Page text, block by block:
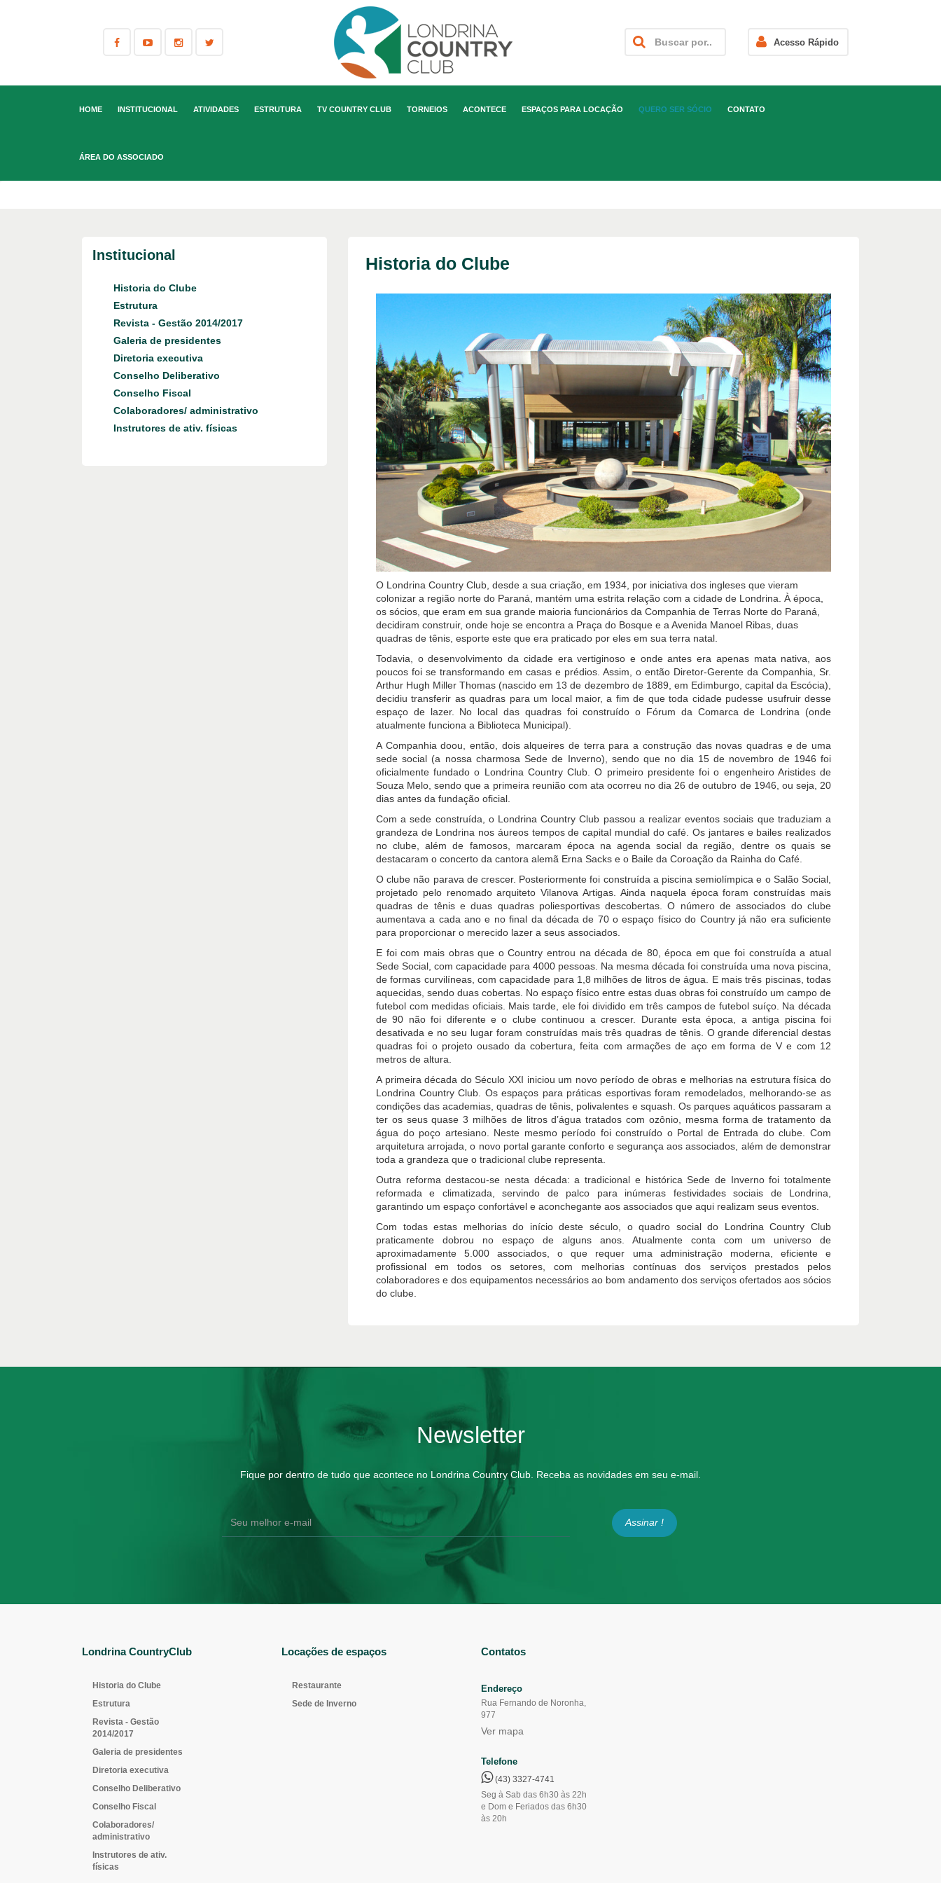
Acesso Rápido
HOME INSTITUCIONAL ATIVIDADES ESTRUTURA TV COUNTRY CLUB TORNEIOS ACONTECE ESPAÇOS PARA LOCAÇÃO QUERO SER SÓCIO CONTATO
ÁREA DO ASSOCIADO
Institucional
Historia do Clube
Estrutura
Revista - Gestão 2014/2017
Galeria de presidentes
Diretoria executiva
Conselho Deliberativo
Conselho Fiscal
Colaboradores/ administrativo
Instrutores de ativ. físicas
Historia do Clube
O Londrina Country Club, desde a sua criação, em 1934, por iniciativa dos ingleses que vieram
colonizar a região norte do Paraná, mantém uma estrita relação com a cidade de Londrina. À época,
os sócios, que eram em sua grande maioria funcionários da Companhia de Terras Norte do Paraná,
decidiram construir, onde hoje se encontra a Praça do Bosque e a Avenida Manoel Ribas, duas
quadras de tênis, esporte este que era praticado por eles em sua terra natal.
Todavia, o desenvolvimento da cidade era vertiginoso e onde antes era apenas mata nativa, aos
poucos foi se transformando em casas e prédios. Assim, o então Diretor-Gerente da Companhia, Sr.
Arthur Hugh Miller Thomas (nascido em 13 de dezembro de 1889, em Edimburgo, capital da Escócia),
decidiu transferir as quadras para um local maior, a fim de que toda cidade pudesse usufruir desse
espaço de lazer. No local das quadras foi construído o Fórum da Comarca de Londrina (onde
atualmente funciona a Biblioteca Municipal).
A Companhia doou, então, dois alqueires de terra para a construção das novas quadras e de uma
sede social (a nossa charmosa Sede de Inverno), sendo que no dia 15 de novembro de 1946 foi
oficialmente fundado o Londrina Country Club. O primeiro presidente foi o engenheiro Aristides de
Souza Melo, sendo que a primeira reunião com ata ocorreu no dia 26 de outubro de 1946, ou seja, 20
dias antes da fundação oficial.
Com a sede construída, o Londrina Country Club passou a realizar eventos sociais que traduziam a
grandeza de Londrina nos áureos tempos de capital mundial do café. Os jantares e bailes realizados
no clube, além de famosos, marcaram época na agenda social da região, dentre os quais se
destacaram o concerto da cantora alemã Erna Sacks e o Baile da Coroação da Rainha do Café.
O clube não parava de crescer. Posteriormente foi construída a piscina semiolímpica e o Salão Social,
projetado pelo renomado arquiteto Vilanova Artigas. Ainda naquela época foram construídas mais
quadras de tênis e duas quadras poliesportivas descobertas. O número de associados do clube
aumentava a cada ano e no final da década de 70 o espaço físico do Country já não era suficiente
para proporcionar o merecido lazer a seus associados.
E foi com mais obras que o Country entrou na década de 80, época em que foi construída a atual
Sede Social, com capacidade para 4000 pessoas. Na mesma década foi construída uma nova piscina,
de formas curvilíneas, com capacidade para 1,8 milhões de litros de água. E mais três piscinas, todas
aquecidas, sendo duas cobertas. No espaço físico entre estas duas obras foi construído um campo de
futebol com medidas oficiais. Mais tarde, ele foi dividido em três campos de futebol suíço. Na década
de 90 não foi diferente e o clube continuou a crescer. Durante esta época, a antiga piscina foi
desativada e no seu lugar foram construídas mais três quadras de tênis. O grande diferencial destas
quadras foi o projeto ousado da cobertura, feita com armações de aço em forma de V e com 12
metros de altura.
A primeira década do Século XXI iniciou um novo período de obras e melhorias na estrutura física do
Londrina Country Club. Os espaços para práticas esportivas foram remodelados, melhorando-se as
condições das academias, quadras de tênis, polivalentes e squash. Os parques aquáticos passaram a
ter os seus quase 3 milhões de litros d’água tratados com ozônio, mesma forma de tratamento da
água do poço artesiano. Neste mesmo período foi construído o Portal de Entrada do clube. Com
arquitetura arrojada, o novo portal garante conforto e segurança aos associados, além de demonstrar
toda a grandeza que o tradicional clube representa.
Outra reforma destacou-se nesta década: a tradicional e histórica Sede de Inverno foi totalmente
reformada e climatizada, servindo de palco para inúmeras festividades sociais de Londrina,
garantindo um espaço confortável e aconchegante aos associados que aqui realizam seus eventos.
Com todas estas melhorias do início deste século, o quadro social do Londrina Country Club
praticamente dobrou no espaço de alguns anos. Atualmente conta com um universo de
aproximadamente 5.000 associados, o que requer uma administração moderna, eficiente e
profissional em todos os setores, com melhorias contínuas dos serviços prestados pelos
colaboradores e dos equipamentos necessários ao bom andamento dos serviços ofertados aos sócios
do clube.
Newsletter
Fique por dentro de tudo que acontece no Londrina Country Club. Receba as novidades em seu e-mail.
Assinar !
Londrina CountryClub
Historia do Clube
Estrutura
Revista - Gestão
2014/2017
Galeria de presidentes
Diretoria executiva
Conselho Deliberativo
Conselho Fiscal
Colaboradores/
administrativo
Instrutores de ativ.
físicas
Locações de espaços
Restaurante
Sede de Inverno
Contatos
Endereço
Rua Fernando de Noronha,
977
Ver mapa
Telefone
(43) 3327-4741
Seg à Sab das 6h30 às 22h
e Dom e Feriados das 6h30
às 20h